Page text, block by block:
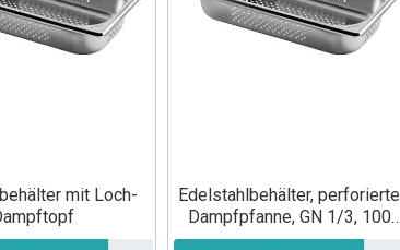
mit Loch-
Edelstahlbehälter, perforierte
Dampfpfanne, GN 1/3, 100
mm